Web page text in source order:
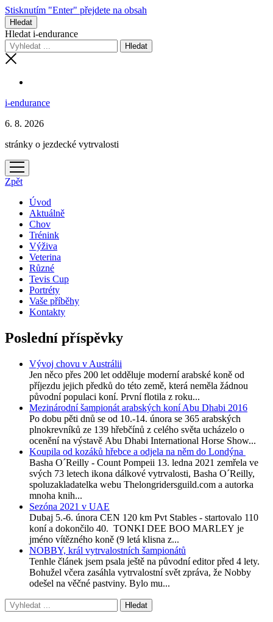
Stisknutím "Enter" přejdete na obsah
Hledat
Hledat i-endurance
i-endurance
6. 8. 2026
stránky o jezdecké vytrvalosti
otevřít
menu
Zpět
Úvod
Aktuálně
Chov
Trénink
Výživa
Veterina
Různé
Tevis Cup
Portréty
Vaše příběhy
Kontakty
Poslední příspěvky
Vývoj chovu v Austrálii
Jen něco přes 200 let odděluje moderní arabské koně od
příjezdu jejich předků do této země, která neměla žádnou
původní populaci koní. První flotila z roku...
Mezinárodní šampionát arabských koní Abu Dhabi 2016
Po dobu pěti dnů se od 10.-14. února se 365 arabských
plnokrevníků ze 139 hřebčínů z celého světa ucházelo o
ocenění na výstavě Abu Dhabi International Horse Show...
Koupila od kozáků hřebce a odjela na něm do Londýna
Basha O´Reilly - Count Pompeii 13. ledna 2021 zemřela ve
svých 73 letech ikona dálkové vytrvalosti, Basha O´Reilly,
spoluzakladatelka webu Thelongridersguild.com a autorka
mnoha knih...
Sezóna 2021 v UAE
Dubaj 5.-6. února CEN 120 km Pvt Stables - startovalo 110
koní a dokončilo 40. TONKI DEE BOO MARLEY je
jméno vítězného koně (9 letá klisna z...
NOBBY, král vytrvalostních šampionátů
Tenhle článek jsem psala ještě na původní editor před 4 lety.
Bohužel včera zasáhla vytrvalostní svět zpráva, že Nobby
odešel na věčné pastviny. Bylo mu...